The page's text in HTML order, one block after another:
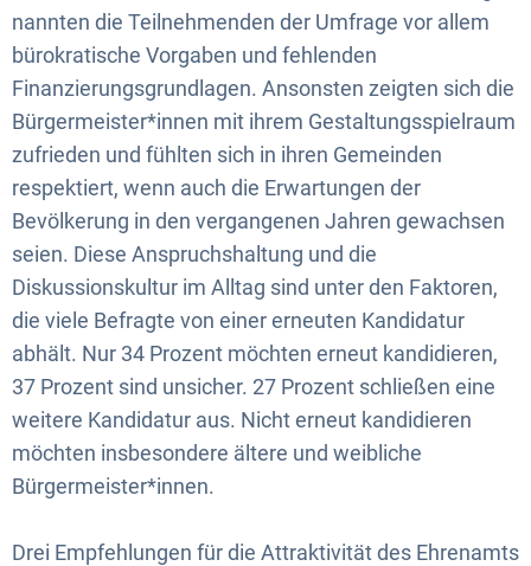
nannten die Teilnehmenden der Umfrage vor allem
bürokratische Vorgaben und fehlenden
Finanzierungsgrundlagen. Ansonsten zeigten sich die
Bürgermeister*innen mit ihrem Gestaltungsspielraum
zufrieden und fühlten sich in ihren Gemeinden
respektiert, wenn auch die Erwartungen der
Bevölkerung in den vergangenen Jahren gewachsen
seien. Diese Anspruchshaltung und die
Diskussionskultur im Alltag sind unter den Faktoren,
die viele Befragte von einer erneuten Kandidatur
abhält. Nur 34 Prozent möchten erneut kandidieren,
37 Prozent sind unsicher. 27 Prozent schließen eine
weitere Kandidatur aus. Nicht erneut kandidieren
möchten insbesondere ältere und weibliche
Bürgermeister*innen.
Drei Empfehlungen für die Attraktivität des Ehrenamts